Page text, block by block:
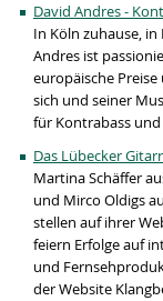
David Andres -
In Köln zuhause,
Andres ist
europäische
sich und seiner
für Kontrabass und
Das Lübecker
Martina Schäffer
und Mirco Oldigs
stellen auf ihrer
feiern Erfolge auf
und
der Website